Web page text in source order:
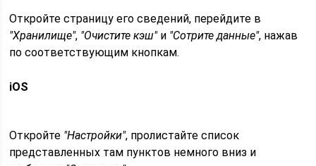
Откройте страницу его сведений, перейдите в
"Хранилище", "Очистите кэш"и "Сотрите данные", нажав
по соответствующим кнопкам.
iOS
Откройте "Настройки", пролистайте список
представленных там пунктов немного вниз и